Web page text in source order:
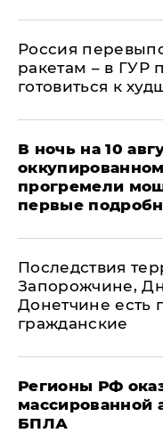
Россия
ракетам – в ГУР
готовиться к
В ночь на 10
прогремели
первые
Последствия
Запорожчине,
Донетчине есть
гражданские
Регионы РФ
массированной
БПЛА